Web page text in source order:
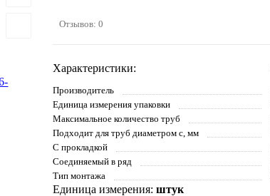
Отзывов: 0
Характеристики:
Производитель
Единица измерения упаковки
Максимальное количество труб
Подходит для труб диаметром с, мм
С прокладкой
Соединяемый в ряд
Тип монтажа
Единица измерения: штук